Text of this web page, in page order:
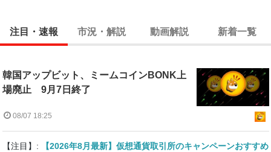
注目・速報 市況・解説 動画解説 新着一覧
韓国アップビット、ミームコインBONK上
場廃止 9月7日終了
08/07 18:25
【注目】:
【2026年8月最新】仮想通貨取引所のキャンペーンおすすめ